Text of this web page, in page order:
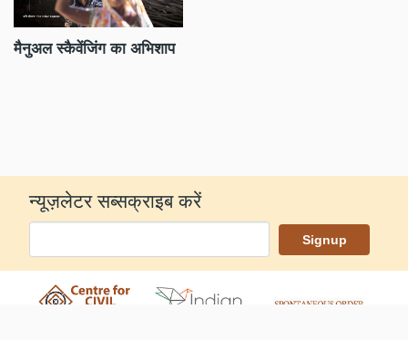
मैनुअल स्कैवेंजिंग का अभिशाप
न्यूज़लेटर सब्सक्राइब करें